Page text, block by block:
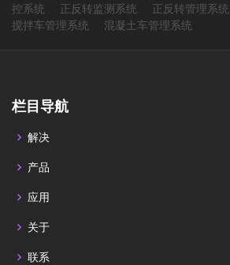
控系统
正反转监测系统 正反转管理系统
搅拌车管理系统
混凝土车管理系统
栏目导航
解决
产品
应用
关于
联系